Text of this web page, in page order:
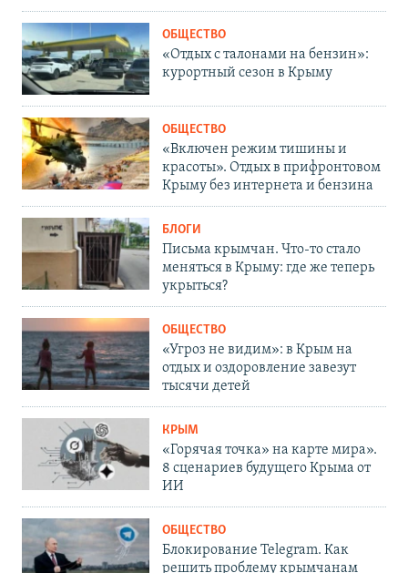
ОБЩЕСТВО
«Отдых с талонами на бензин»:
курортный сезон в Крыму
ОБЩЕСТВО
«Включен режим тишины и
красоты». Отдых в прифронтовом
Крыму без интернета и бензина
БЛОГИ
Письма крымчан. Что-то стало
меняться в Крыму: где же теперь
укрыться?
ОБЩЕСТВО
«Угроз не видим»: в Крым на
отдых и оздоровление завезут
тысячи детей
КРЫМ
«Горячая точка» на карте мира».
8 сценариев будущего Крыма от
ИИ
ОБЩЕСТВО
Блокирование Telegram. Как
решить проблему крымчанам